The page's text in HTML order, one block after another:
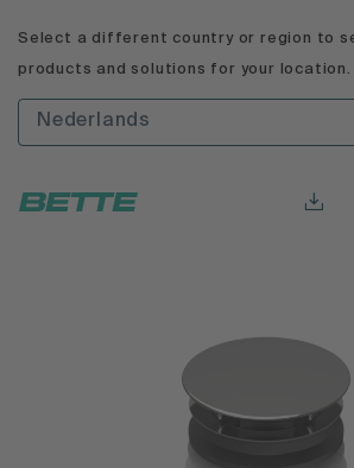
Select a different country or region to
products and solutions for your location.
Nederlands